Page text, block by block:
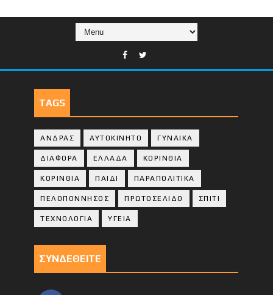
TAGS
ΑΝΔΡΑΣ ΑΥΤΟΚΙΝΗΤΟ ΓΥΝΑΙΚΑ
ΔΙΑΦΟΡΑ ΕΛΛΑΔΑ ΚΟΡΙΝΘΙΑ
ΚΟΡΙΝΘΙA ΠΑΙΔΙ ΠΑΡΑΠΟΛΙΤΙΚΑ
ΠΕΛΟΠΟΝΝΗΣΟΣ ΠΡΩΤΟΣΕΛΙΔΟ ΣΠΙΤΙ
ΤΕΧΝΟΛΟΓΙΑ ΥΓΕΙΑ
ΣΥΝΔΕΘΕΙΤΕ